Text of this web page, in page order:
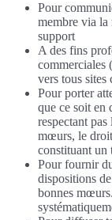
Pour
membre via la
support
A des fins
commerciales
vers tous sites
Pour porter
que ce soit en
respectant
mœurs, le
constituant un
Pour fournir
dispositions
bonnes